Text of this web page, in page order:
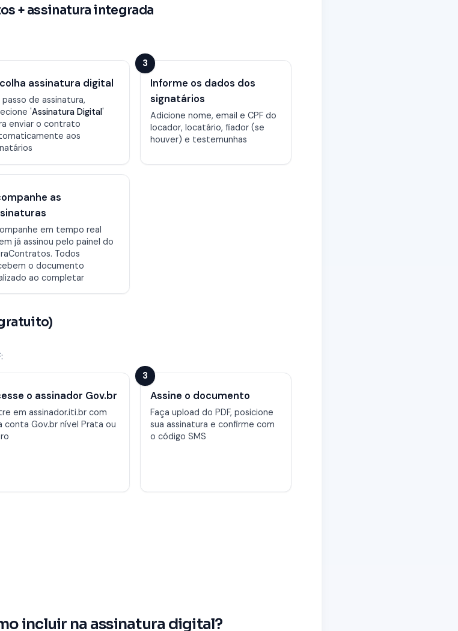
+ assinatura integrada
assinatura digital
passo de assinatura,
'Assinatura Digital'
enviar o contrato
aos
3
Informe os dados dos
signatários
Adicione nome, email e CPF do
locador, locatário, fiador (se
houver) e testemunhas
as
em tempo real
já assinou pelo painel do
Todos
o documento
ao completar
o assinador Gov.br
em assinador.iti.br com
conta Gov.br nível Prata ou
3
Assine o documento
Faça upload do PDF, posicione
sua assinatura e confirme com
o código SMS
incluir na assinatura digital?